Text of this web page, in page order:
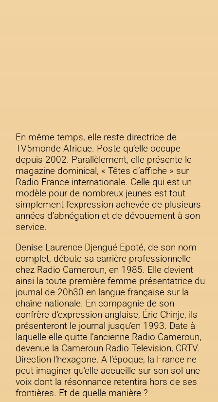
En même temps, elle reste directrice de
TV5monde Afrique. Poste qu’elle occupe
depuis 2002. Parallèlement, elle présente le
magazine dominical, « Têtes d’affiche » sur
Radio France internationale. Celle qui est un
modèle pour de nombreux jeunes est tout
simplement l’expression achevée de plusieurs
années d’abnégation et de dévouement à son
service.
Denise Laurence Djengué Epoté, de son nom
complet, débute sa carrière professionnelle
chez Radio Cameroun, en 1985. Elle devient
ainsi la toute première femme présentatrice du
journal de 20h30 en langue française sur la
chaîne nationale. En compagnie de son
confrère d’expression anglaise, Éric Chinje, ils
présenteront le journal jusqu’en 1993. Date à
laquelle elle quitte l’ancienne Radio Cameroun,
devenue la Cameroun Radio Television, CRTV.
Direction l’hexagone. A l’époque, la France ne
peut imaginer qu’elle accueille sur son sol une
voix dont la résonnance retentira hors de ses
frontières. Et de quelle manière ?